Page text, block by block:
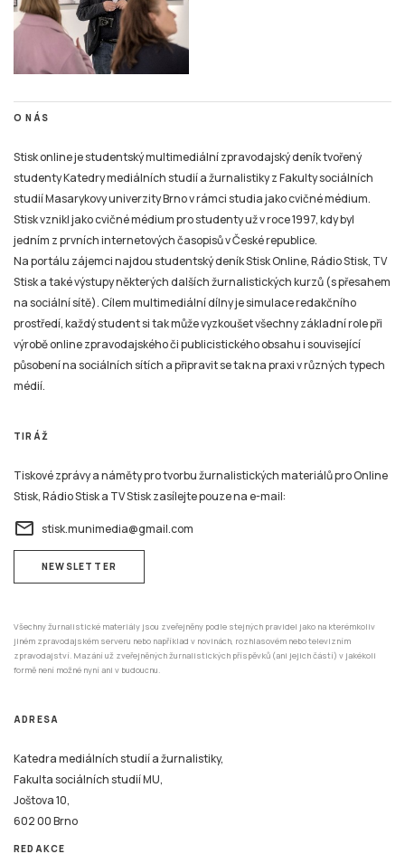
O NÁS
Stisk online je studentský multimediální zpravodajský deník tvořený
studenty Katedry mediálních studií a žurnalistiky z Fakulty sociálních
studií Masarykovy univerzity Brno v rámci studia jako cvičné médium.
Stisk vznikl jako cvičné médium pro studenty už v roce 1997, kdy byl
jedním z prvních internetových časopisů v České republice.
Na portálu zájemci najdou studentský deník Stisk Online, Rádio Stisk, TV
Stisk a také výstupy některých dalších žurnalistických kurzů (s přesahem
na sociální sítě). Cílem multimediální dílny je simulace redakčního
prostředí, každý student si tak může vyzkoušet všechny základní role při
výrobě online zpravodajského či publicistického obsahu i související
působení na sociálních sítích a připravit se tak na praxi v různých typech
médií.
TIRÁŽ
Tiskové zprávy a náměty pro tvorbu žurnalistických materiálů pro Online
Stisk, Rádio Stisk a TV Stisk zasílejte pouze na e-mail:
email stisk.munimedia@gmail.com
NEWSLETTER
Všechny žurnalistické materiály jsou zveřejněny podle stejných pravidel jako na kterémkoliv
jiném zpravodajském serveru nebo například v novinách, rozhlasovém nebo televizním
zpravodajství. Mazání už zveřejněných žurnalistických příspěvků (ani jejich částí) v jakékoli
formě není možné nyní ani v budoucnu.
ADRESA
Katedra mediálních studií a žurnalistiky,
Fakulta sociálních studií MU,
Joštova 10,
602 00 Brno
REDAKCE